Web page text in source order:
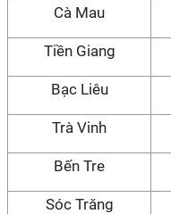
Cà Mau
Tiền Giang
Bạc Liêu
Trà Vinh
Bến Tre
Sóc Trăng